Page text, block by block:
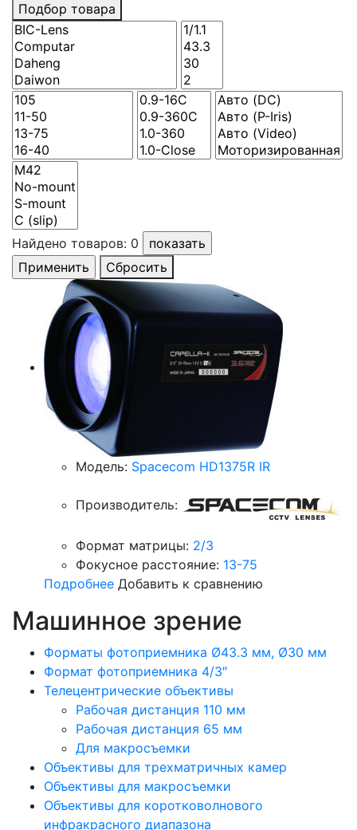
Подбор товара
Найдено товаров: 0
Сбросить
Модель: Spacecom HD1375R IR
Производитель:
Формат матрицы: 2/3
Фокусное расстояние: 13-75
Подробнее Добавить к сравнению
Машинное зрение
Форматы фотоприемника Ø43.3 мм, Ø30 мм
Формат фотоприемника 4/3″
Телецентрические объективы
Рабочая дистанция 110 мм
Рабочая дистанция 65 мм
Для макросъемки
Объективы для трехматричных камер
Объективы для макросъемки
Объективы для коротковолнового
инфракрасного диапазона